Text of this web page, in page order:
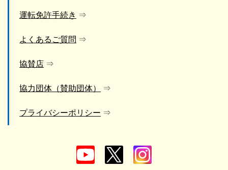
運転免許手続き
よくあるご質問
協賛店
協力団体（賛助団体）
プライバシーポリシー